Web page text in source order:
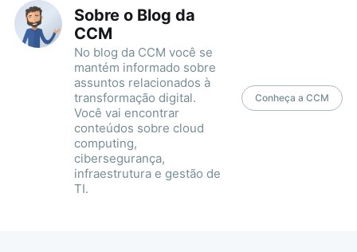
Sobre o Blog da
CCM
No blog da CCM você se
mantém informado sobre
assuntos relacionados à
transformação digital.
Você vai encontrar
conteúdos sobre cloud
computing,
cibersegurança,
infraestrutura e gestão de
TI.
Conheça a CCM